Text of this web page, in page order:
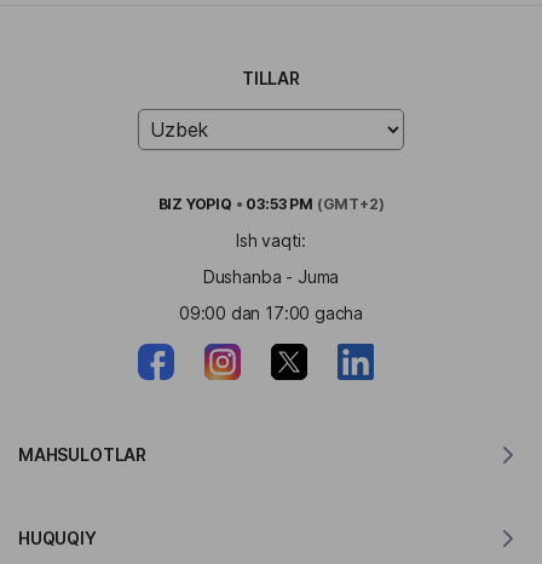
TILLAR
BIZ YOPIQ • 03:53 PM (GMT+2)
Ish vaqti:
Dushanba - Juma
09:00 dan 17:00 gacha
MAHSULOTLAR
HUQUQIY